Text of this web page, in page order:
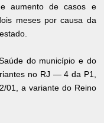
aumento de casos e
meses por causa da
do município e do
no RJ — 4 da P1,
01, a variante do Reino